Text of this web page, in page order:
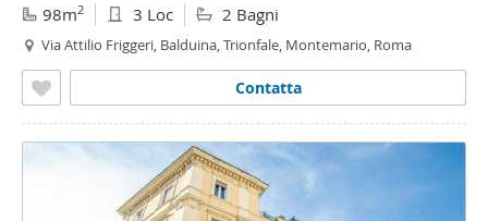
98m2 3 Loc 2 Bagni
Via Attilio Friggeri, Balduina, Trionfale, Montemario, Roma
Contatta